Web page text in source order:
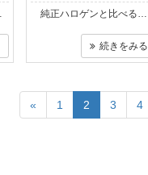
続きをみる
« 1 2 3 4